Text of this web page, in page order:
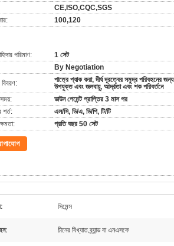
CE,ISO,CQC,SGS
100,120
পরিমাণ:
1 সেট
By Negotiation
বিবরণ:
পাত্রে প্যাক করা, দীর্ঘ দূরত্বের সমুদ্র পরিবহনের জন্য
উপযুক্ত এবং জলবায়ু, আর্দ্রতা এবং শক পরিবর্তনে
সময়:
ডাউন পেমেন্ট প্রাপ্তির 3 মাস পর
শর্ত:
এল/সি, ডি/এ, ডি/পি, টি/টি
প্রতি বছর 50 সেট
সিমেন্স
চীনের বিখ্যাত ব্র্যান্ড বা এনএসকে